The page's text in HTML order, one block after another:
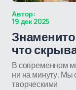
Автор:
19 дек 2025
что
В современном
ни на минуту. Мы
творческими